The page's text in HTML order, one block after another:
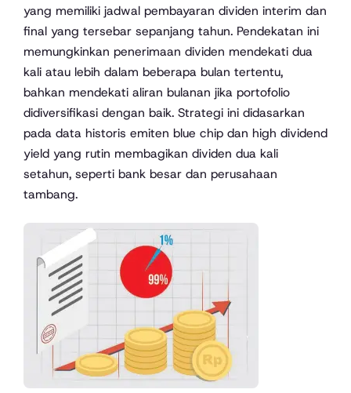
yang memiliki jadwal pembayaran dividen interim dan
final yang tersebar sepanjang tahun. Pendekatan ini
memungkinkan penerimaan dividen mendekati dua
kali atau lebih dalam beberapa bulan tertentu,
bahkan mendekati aliran bulanan jika portofolio
didiversifikasi dengan baik. Strategi ini didasarkan
pada data historis emiten blue chip dan high dividend
yield yang rutin membagikan dividen dua kali
setahun, seperti bank besar dan perusahaan
tambang.